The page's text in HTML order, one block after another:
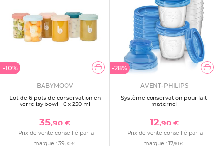
-10%
BABYMOOV
Lot de 6 pots de conservation en
verre isy bowl - 6 x 250 ml
35,90 €
Prix de vente conseillé par la
marque : 39,90 €
-28%
AVENT-PHILIPS
Système conservation pour lait
maternel
12,90 €
Prix de vente conseillé par la
marque : 17,90 €